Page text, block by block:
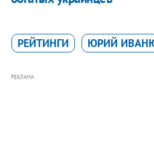
РЕЙТИНГИ ЮРИЙ
РЕКЛАМА